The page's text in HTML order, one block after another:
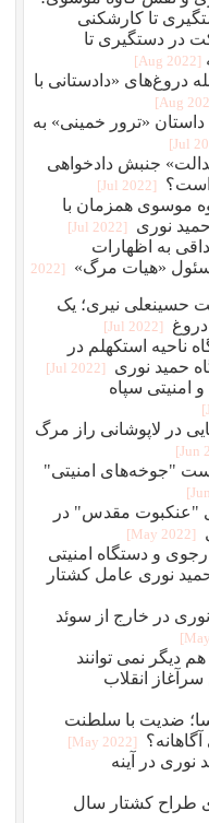
تا کارشکنی
در دستگیری تا
[2022 Aug]
و سلسله دروغ‌های «دادستانی با
داستان «ترور خمینی» به
جنبش دادخواهی
است؟
[2022 Jul]
موسوی همزمان با
نوری
[2022 Jul]
به اظهارات
«هیات مرگ»
[2022
به روایت حسینعلی نیری؛ یک
[2022 Jul]
ناحیه استکهلم در
حمید نوری
[2022 Jul]
امنیتی سپاه
در لاپوشانی راز مرگ
"جوخه‌های امنیتی"
"عنکبوت مقدس" در
[2022 May]
و دستگاه امنیتی
نوری عامل کشتار
در خارج از سوئد
هم دیگر نمی توانند
انقلاب
ضديت با سلطنت
[2022 May]
در آینه
کشتار سال